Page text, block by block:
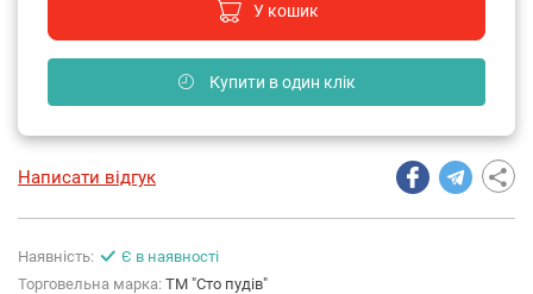
У кошик
Купити в один клік
Написати відгук
Наявність:
Є в наявності
Торговельна марка: ТМ "Сто пудів"